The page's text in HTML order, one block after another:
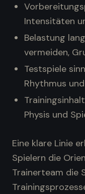
Intensitäten
Belastung
vermeiden,
Testspiele
Rhythmus
Physis und
Eine klare Linie
Spielern die
Trainerteam die